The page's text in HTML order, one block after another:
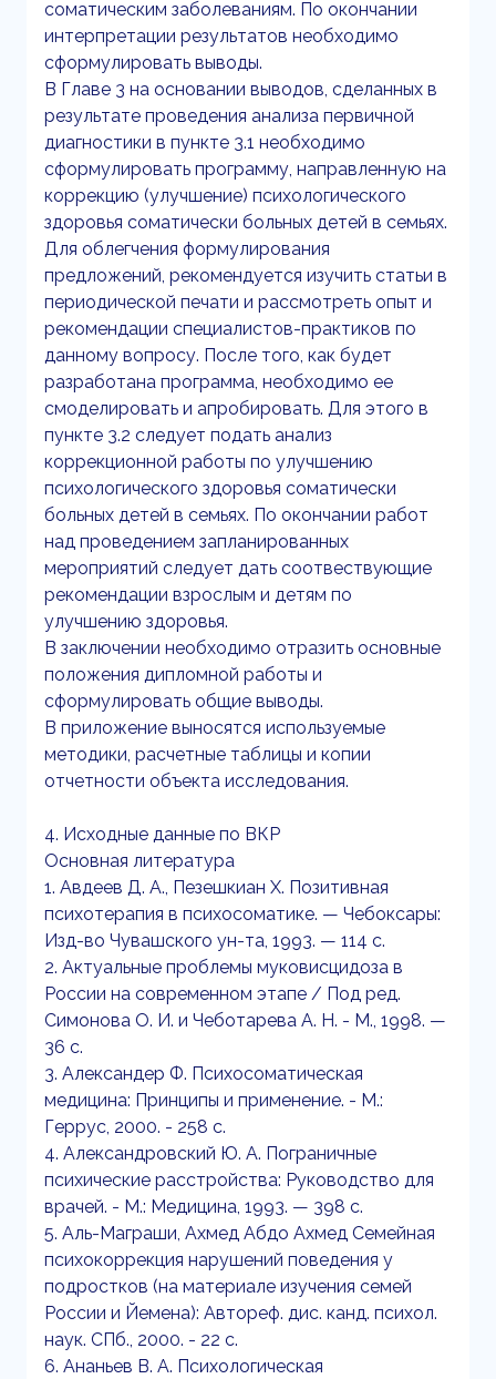
соматическим заболеваниям. По окончании
интерпретации результатов необходимо
сформулировать выводы.
В Главе 3 на основании выводов, сделанных в
результате проведения анализа первичной
диагностики в пункте 3.1 необходимо
сформулировать программу, направленную на
коррекцию (улучшение) психологического
здоровья соматически больных детей в семьях.
Для облегчения формулирования
предложений, рекомендуется изучить статьи в
периодической печати и рассмотреть опыт и
рекомендации специалистов-практиков по
данному вопросу. После того, как будет
разработана программа, необходимо ее
смоделировать и апробировать. Для этого в
пункте 3.2 следует подать анализ
коррекционной работы по улучшению
психологического здоровья соматически
больных детей в семьях. По окончании работ
над проведением запланированных
мероприятий следует дать соотвествующие
рекомендации взрослым и детям по
улучшению здоровья.
В заключении необходимо отразить основные
положения дипломной работы и
сформулировать общие выводы.
В приложение выносятся используемые
методики, расчетные таблицы и копии
отчетности объекта исследования.
4. Исходные данные по ВКР
Основная литература
1. Авдеев Д. А., Пезешкиан X. Позитивная
психотерапия в психосоматике. — Чебоксары:
Изд-во Чувашского ун-та, 1993. — 114 с.
2. Актуальные проблемы муковисцидоза в
России на современном этапе / Под ред.
Симонова О. И. и Чеботарева А. Н. - М., 1998. —
36 с.
3. Александер Ф. Психосоматическая
медицина: Принципы и применение. - М.:
Геррус, 2000. - 258 с.
4. Александровский Ю. А. Пограничные
психические расстройства: Руководство для
врачей. - М.: Медицина, 1993. — 398 с.
5. Аль-Маграши, Ахмед Абдо Ахмед Семейная
психокоррекция нарушений поведения у
подростков (на материале изучения семей
России и Йемена): Автореф. дис. канд. психол.
наук. СПб., 2000. - 22 с.
6. Ананьев В. А. Психологическая